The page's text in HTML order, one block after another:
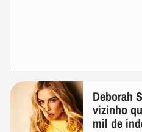
Deborah
vizinho
mil de